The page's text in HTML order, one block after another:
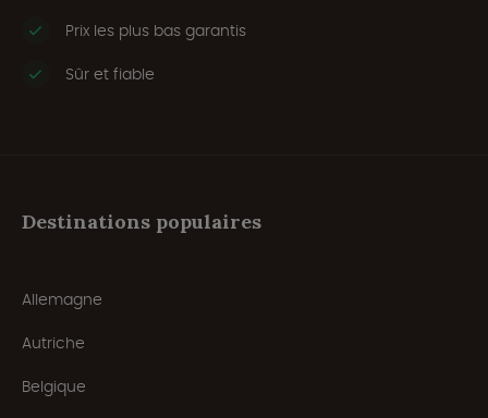
Prix les plus bas garantis
Sûr et fiable
Destinations populaires
Allemagne
Autriche
Belgique